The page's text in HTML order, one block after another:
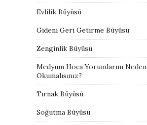
Evlilik Büyüsü
Gideni Geri Getirme Büyüsü
Zenginlik Büyüsü
Medyum Hoca Yorumlarını Neden
Okumalısınız?
Tırnak Büyüsü
Soğutma Büyüsü